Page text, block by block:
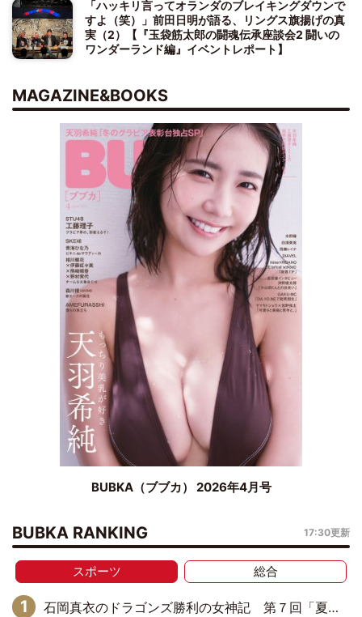
「ハッキリ言ってオランダのブレイキングダウンで
すよ（笑）」前田日明が語る、リングス旗揚げの真
実（2）【『玉袋筋太郎の闘魂伝承座談会2 闘いの
ワンダーランド編』イベントレポート】
MAGAZINE&BOOKS
BUBKA（ブブカ） 2026年4月号
BUBKA RANKING 17:30更新
スポーツ 総合
石岡真衣のドラゴンズ勝利の女神記 第７回「夏の神宮！11得点どらほー」